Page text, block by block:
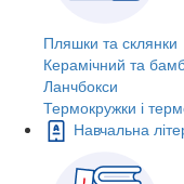
Пляшки та склянки
Керамічний та
Ланчбокси
Термокружки і
Навчальна